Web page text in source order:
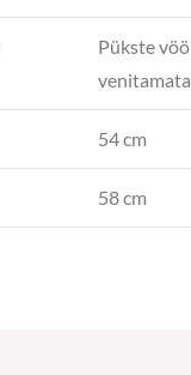
Pükste vöö
venitamata
54 cm
58 cm